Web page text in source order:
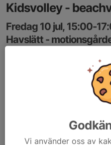
Kidsvolley -
Fredag 10 jul, 15:00-
Havslätt -
Öppet för alla, barn/
Vi använder oss av